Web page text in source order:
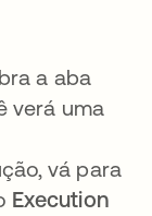
a aba
verá uma
vá para
Execution